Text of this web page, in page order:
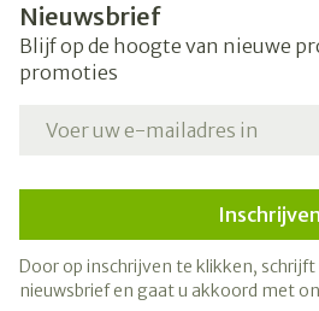
Nieuwsbrief
Blijf op de hoogte van nieuwe
promoties
Inschrijven
Door op inschrijven te klikken, schrijft
nieuwsbrief en gaat u akkoord met